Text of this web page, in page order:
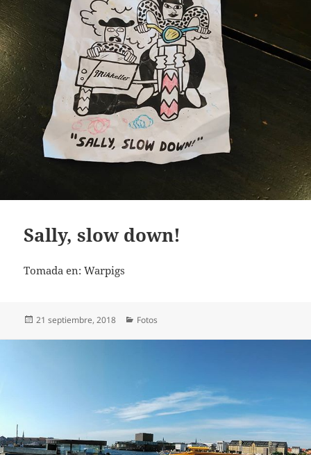
Sally, slow down!
Tomada en: Warpigs
Publicado
21 septiembre, 2018 Categorías
Fotos